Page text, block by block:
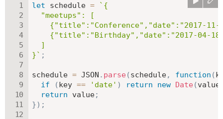
let schedule = ` {
  "meetups": [
{"title":"Conference","date":"2017-
{"title":"Birthday","date":"2017-04-
  ]
}` ;
schedule = JSON . parse (schedule, function (
if
(key == 'date' ) return new Date (value
return value;
}) ;